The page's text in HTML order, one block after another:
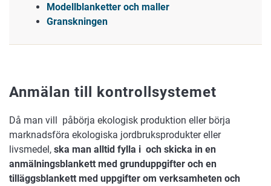
Modellblanketter och maller
Granskningen
Anmälan till kontrollsystemet
Då man vill påbörja ekologisk produktion eller börja
marknadsföra ekologiska jordbruksprodukter eller
livsmedel, ska man alltid fylla i och skicka in en
anmälningsblankett med grunduppgifter och en
tilläggsblankett med uppgifter om verksamheten och